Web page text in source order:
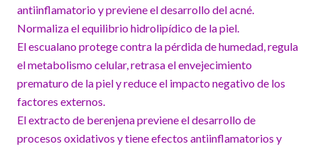
antiinflamatorio y previene el desarrollo del acné.
Normaliza el equilibrio hidrolipídico de la piel.
El escualano protege contra la pérdida de humedad, regula
el metabolismo celular, retrasa el envejecimiento
prematuro de la piel y reduce el impacto negativo de los
factores externos.
El extracto de berenjena previene el desarrollo de
procesos oxidativos y tiene efectos antiinflamatorios y